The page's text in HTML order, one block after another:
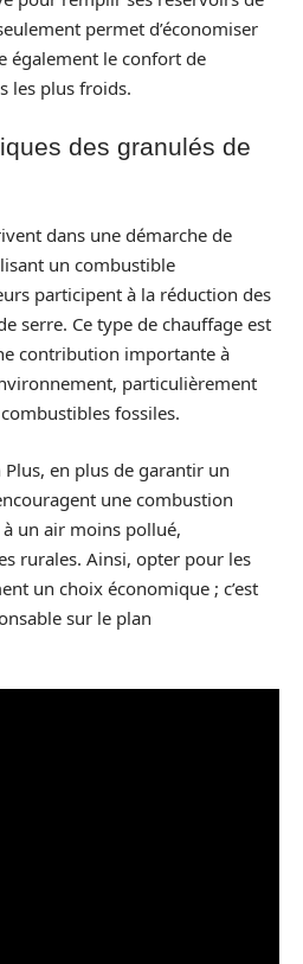
permet d’économiser
également le confort de
les plus froids.
des granulés de
dans une démarche de
un combustible
participent à la réduction des
serre. Ce type de chauffage est
contribution importante à
particulièrement
fossiles.
en plus de garantir un
une combustion
un air moins pollué,
rurales. Ainsi, opter pour les
un choix économique ; c’est
sur le plan